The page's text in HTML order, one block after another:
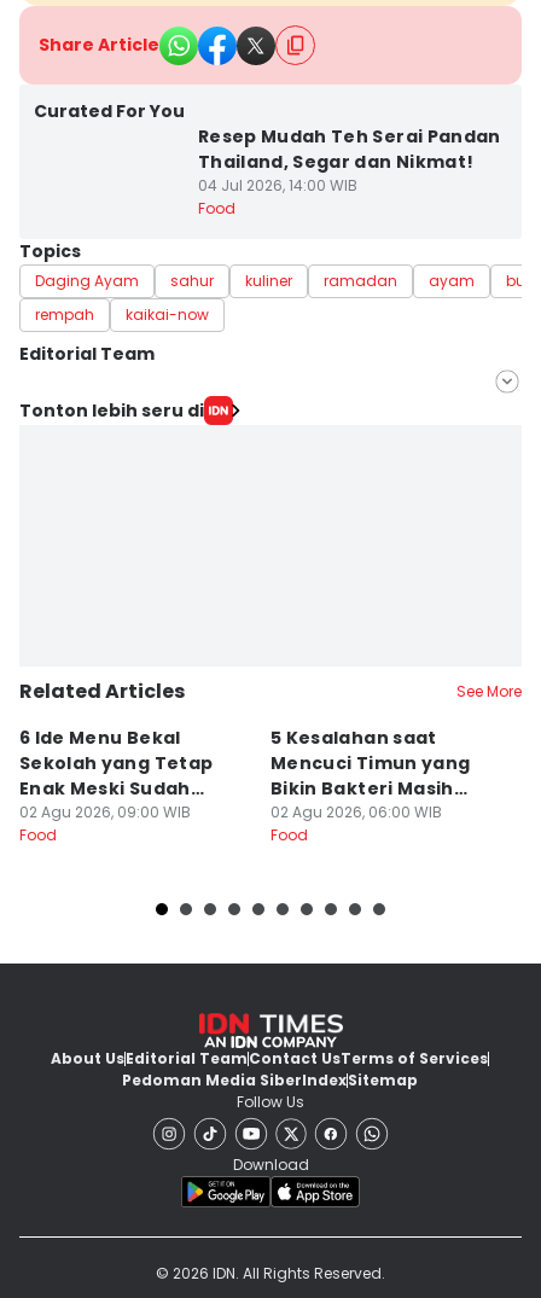
Share Article
Curated For You
Resep Mudah Teh Serai Pandan
Thailand, Segar dan Nikmat!
04 Jul 2026, 14:00 WIB
Food
Topics
Daging Ayam sahur kuliner ramadan ayam
rempah
kaikai-now
Editorial Team
Editor
Tonton lebih seru di
Related Articles See More
6 Ide Menu Bekal
Sekolah yang Tetap
Enak Meski Sudah
Dingin
02 Agu 2026, 09:00 WIB
Food
5 Kesalahan saat
Mencuci Timun yang
Bikin Bakteri Masih
Nempel
02 Agu 2026, 06:00 WIB
Food
About UsEditorial TeamContact UsTerms of Services
Pedoman Media SiberIndexSitemap
Follow Us
Download
© 2026 IDN. All Rights Reserved.